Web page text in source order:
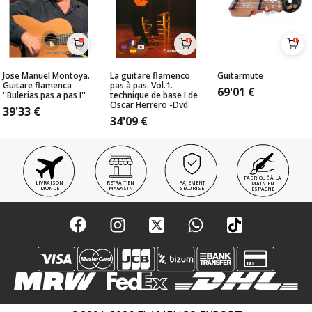
Jose Manuel Montoya.
Guitare flamenca
''Bulerias pas a pas I''
39'33 €
La guitare flamenco
pas à pas. Vol.1.
technique de base I de
Oscar Herrero -Dvd
34'09 €
Guitarmute
69'01 €
LIVRAISON
MONDE
RETRAIT EN
MAGASIN
PAIEMENT
SÉCURISÉ
FABRIQUÉ À LA
MAIN EN
ESPAGNE